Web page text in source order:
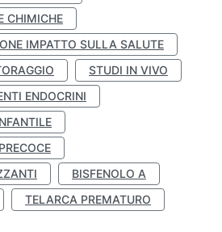
CHIMICHE
IMPATTO SULLA SALUTE
STUDI IN VIVO
ENDOCRINI
BISFENOLO A
TELARCA PREMATURO